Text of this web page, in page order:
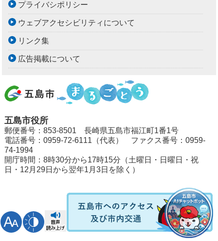
プライバシポリシー
ウェブアクセシビリティについて
リンク集
広告掲載について
五島市役所
郵便番号：853-8501 長崎県五島市福江町1番1号
電話番号：0959-72-6111（代表） ファクス番号：0959-
74-1994
開庁時間：8時30分から17時15分（土曜日・日曜日・祝
日・12月29日から翌年1月3日を除く）